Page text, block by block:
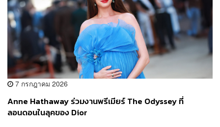
7 กรกฎาคม 2026
Anne Hathaway ร่วมงานพรีเมียร์ The Odyssey ที่
ลอนดอนในลุคของ Dior